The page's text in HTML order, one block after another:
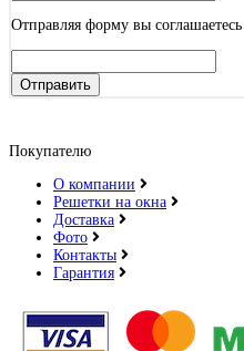
Отправляя форму вы
Отправить
Покупателю
О компании
Решетки на окна
Доставка
Фото
Контакты
Гарантия